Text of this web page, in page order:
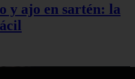
y ajo en sartén: la